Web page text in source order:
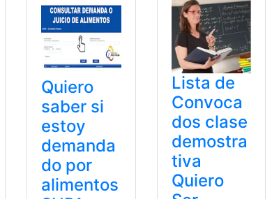
Quiero
saber si
estoy
demanda
do por
alimentos
Lista de
Convoca
dos clase
demostra
tiva
Quiero